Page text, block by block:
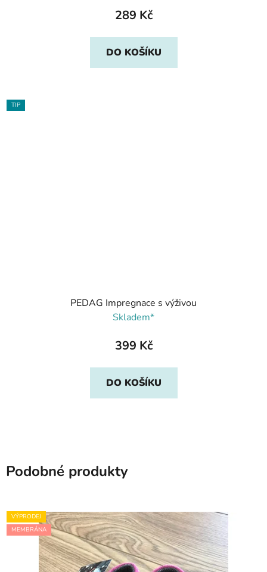
289 Kč
DO KOŠÍKU
TIP
PEDAG Impregnace s výživou
Skladem*
399 Kč
DO KOŠÍKU
Podobné produkty
VÝPRODEJ
MEMBRÁNA